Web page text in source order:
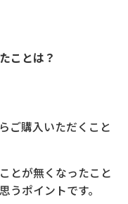
ことは？
ご購入いただくこと
とが無くなったこと
うポイントです。